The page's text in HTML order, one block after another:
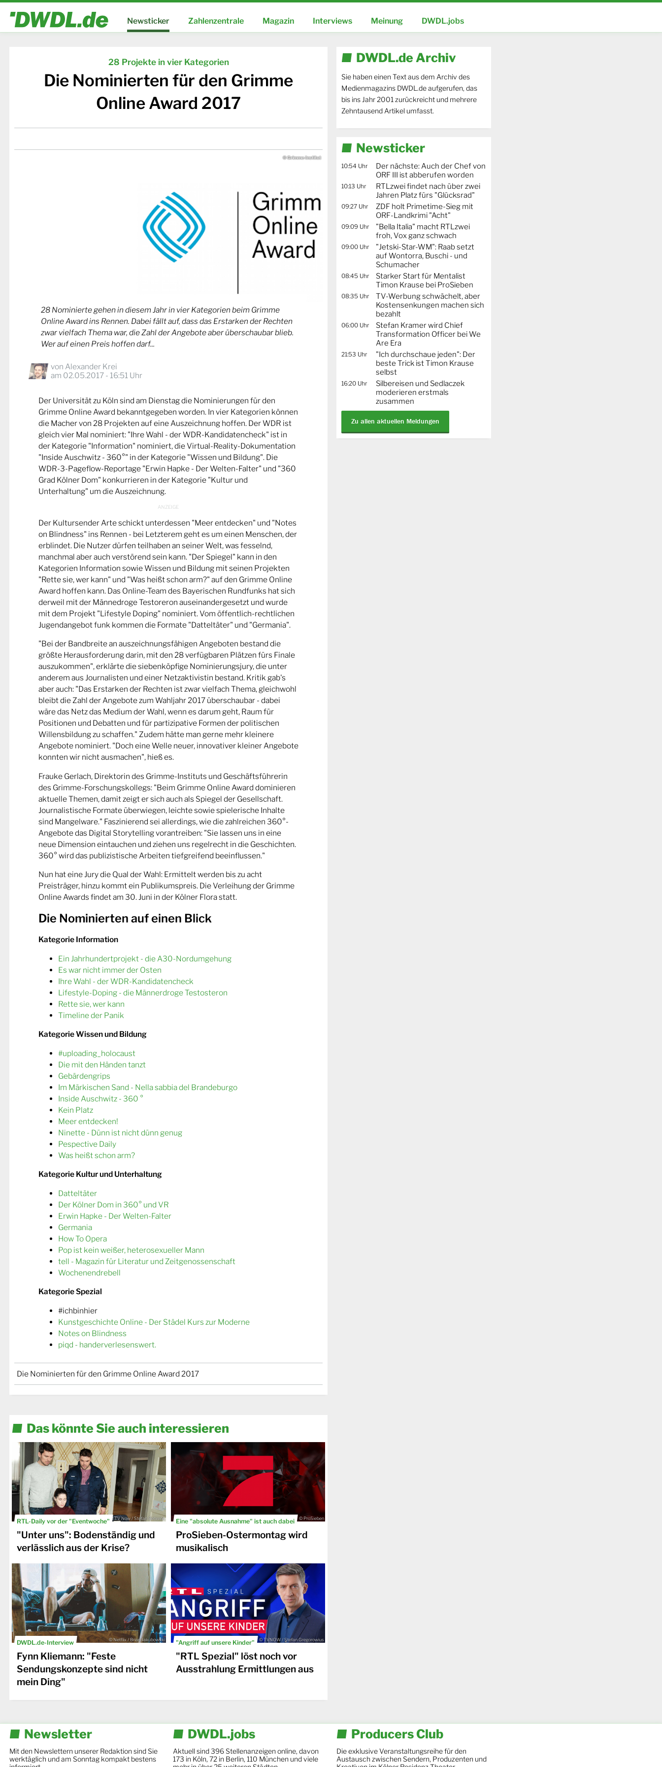
Newsticker Zahlenzentrale Magazin Interviews Meinung DWDL.jobs
28 Projekte in vier Kategorien
Die Nominierten für den Grimme
Online Award 2017
© Grimme-Institut
28 Nominierte gehen in diesem Jahr in vier Kategorien beim Grimme
Online Award ins Rennen. Dabei fällt auf, dass das Erstarken der Rechten
zwar vielfach Thema war, die Zahl der Angebote aber überschaubar blieb.
Wer auf einen Preis hoffen darf...
von Alexander Krei
am 02.05.2017 - 16:51 Uhr
Der Universität zu Köln sind am Dienstag die Nominierungen für den
Grimme Online Award bekanntgegeben worden. In vier Kategorien können
die Macher von 28 Projekten auf eine Auszeichnung hoffen. Der WDR ist
gleich vier Mal nominiert: "Ihre Wahl - der WDR-Kandidatencheck" ist in
der Kategorie "Information" nominiert, die Virtual-Reality-Dokumentation
"Inside Auschwitz - 360°" in der Kategorie "Wissen und Bildung". Die
WDR-3-Pageflow-Reportage "Erwin Hapke - Der Welten-Falter" und "360
Grad Kölner Dom" konkurrieren in der Kategorie "Kultur und
Unterhaltung" um die Auszeichnung.
Der Kultursender Arte schickt unterdessen "Meer entdecken" und "Notes
on Blindness" ins Rennen - bei Letzterem geht es um einen Menschen, der
erblindet. Die Nutzer dürfen teilhaben an seiner Welt, was fesselnd,
manchmal aber auch verstörend sein kann. "Der Spiegel" kann in den
Kategorien Information sowie Wissen und Bildung mit seinen Projekten
"Rette sie, wer kann" und "Was heißt schon arm?" auf den Grimme Online
Award hoffen kann. Das Online-Team des Bayerischen Rundfunks hat sich
derweil mit der Männedroge Testoreron auseinandergesetzt und wurde
mit dem Projekt "Lifestyle Doping" nominiert. Vom öffentlich-rechtlichen
Jugendangebot funk kommen die Formate "Datteltäter" und "Germania".
"Bei der Bandbreite an auszeichnungsfähigen Angeboten bestand die
größte Herausforderung darin, mit den 28 verfügbaren Plätzen fürs Finale
auszukommen", erklärte die siebenköpfige Nominierungsjury, die unter
anderem aus Journalisten und einer Netzaktivistin bestand. Kritik gab's
aber auch: "Das Erstarken der Rechten ist zwar vielfach Thema, gleichwohl
bleibt die Zahl der Angebote zum Wahljahr 2017 überschaubar - dabei
wäre das Netz das Medium der Wahl, wenn es darum geht, Raum für
Positionen und Debatten und für partizipative Formen der politischen
Willensbildung zu schaffen." Zudem hätte man gerne mehr kleinere
Angebote nominiert. "Doch eine Welle neuer, innovativer kleiner Angebote
konnten wir nicht ausmachen", hieß es.
Frauke Gerlach, Direktorin des Grimme-Instituts und Geschäftsführerin
des Grimme-Forschungskollegs: "Beim Grimme Online Award dominieren
aktuelle Themen, damit zeigt er sich auch als Spiegel der Gesellschaft.
Journalistische Formate überwiegen, leichte sowie spielerische Inhalte
sind Mangelware." Faszinierend sei allerdings, wie die zahlreichen 360°-
Angebote das Digital Storytelling vorantreiben: "Sie lassen uns in eine
neue Dimension eintauchen und ziehen uns regelrecht in die Geschichten.
360° wird das publizistische Arbeiten tiefgreifend beeinflussen."
Nun hat eine Jury die Qual der Wahl: Ermittelt werden bis zu acht
Preisträger, hinzu kommt ein Publikumspreis. Die Verleihung der Grimme
Online Awards findet am 30. Juni in der Kölner Flora statt.
Die Nominierten auf einen Blick
Kategorie Information
Ein Jahrhundertprojekt - die A30-Nordumgehung
Es war nicht immer der Osten
Ihre Wahl - der WDR-Kandidatencheck
Lifestyle-Doping - die Männerdroge Testosteron
Rette sie, wer kann
Timeline der Panik
Kategorie Wissen und Bildung
#uploading_holocaust
Die mit den Händen tanzt
Gebärdengrips
Im Märkischen Sand - Nella sabbia del Brandeburgo
Inside Auschwitz - 360 °
Kein Platz
Meer entdecken!
Ninette - Dünn ist nicht dünn genug
Pespective Daily
Was heißt schon arm?
Kategorie Kultur und Unterhaltung
Datteltäter
Der Kölner Dom in 360° und VR
Erwin Hapke - Der Welten-Falter
Germania
How To Opera
Pop ist kein weißer, heterosexueller Mann
tell - Magazin für Literatur und Zeitgenossenschaft
Wochenendrebell
Kategorie Spezial
#ichbinhier
Kunstgeschichte Online - Der Städel Kurs zur Moderne
Notes on Blindness
piqd - handerverlesenswert.
Die Nominierten für den Grimme Online Award 2017
Das könnte Sie auch interessieren
RTL-Daily vor der "Eventwoche" © TV Now / Stefan Behrens
"Unter uns": Bodenständig und
verlässlich aus der Krise?
Eine "absolute Ausnahme" ist auch dabei © ProSieben
ProSieben-Ostermontag wird
musikalisch
DWDL.de-Interview © Netflix / Brian Jakubowski
Fynn Kliemann: "Feste
Sendungskonzepte sind nicht
mein Ding"
"Angriff auf unsere Kinder" © TVNOW / Stefan Gregorowius
"RTL Spezial" löst noch vor
Ausstrahlung Ermittlungen aus
DWDL.de Archiv
Sie haben einen Text aus dem Archiv des
Medienmagazins DWDL.de aufgerufen, das
bis ins Jahr 2001 zurückreicht und mehrere
Zehntausend Artikel umfasst.
Newsticker
10:54 Uhr
Der nächste: Auch der Chef von
ORF III ist abberufen worden
10:13 Uhr
RTLzwei findet nach über zwei
Jahren Platz fürs "Glücksrad"
09:27 Uhr
ZDF holt Primetime-Sieg mit
ORF-Landkrimi "Acht"
09:09 Uhr
"Bella Italia" macht RTLzwei
froh, Vox ganz schwach
09:00 Uhr
"Jetski-Star-WM": Raab setzt
auf Wontorra, Buschi - und
Schumacher
08:45 Uhr
Starker Start für Mentalist
Timon Krause bei ProSieben
08:35 Uhr
TV-Werbung schwächelt, aber
Kostensenkungen machen sich
bezahlt
06:00 Uhr
Stefan Kramer wird Chief
Transformation Officer bei We
Are Era
21:53 Uhr
"Ich durchschaue jeden": Der
beste Trick ist Timon Krause
selbst
16:20 Uhr
Silbereisen und Sedlaczek
moderieren erstmals
zusammen
Zu allen aktuellen Meldungen
Newsletter
Mit den Newslettern unserer Redaktion sind Sie
werktäglich und am Sonntag kompakt bestens
DWDL.jobs
Aktuell sind 396 Stellenanzeigen online, davon
173 in Köln, 72 in Berlin, 110 München und viele
Producers Club
Die exklusive Veranstaltungsreihe für den
Austausch zwischen Sendern, Produzenten und